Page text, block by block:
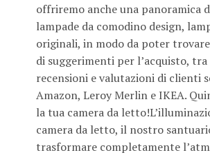
offriremo anche una panoramica
lampade da comodino design,
originali, in modo da poter
di suggerimenti per l’acquisto,
recensioni e valutazioni di clienti
Amazon, Leroy Merlin e IKEA.
la tua camera da
camera da letto, il nostro
trasformare completamente